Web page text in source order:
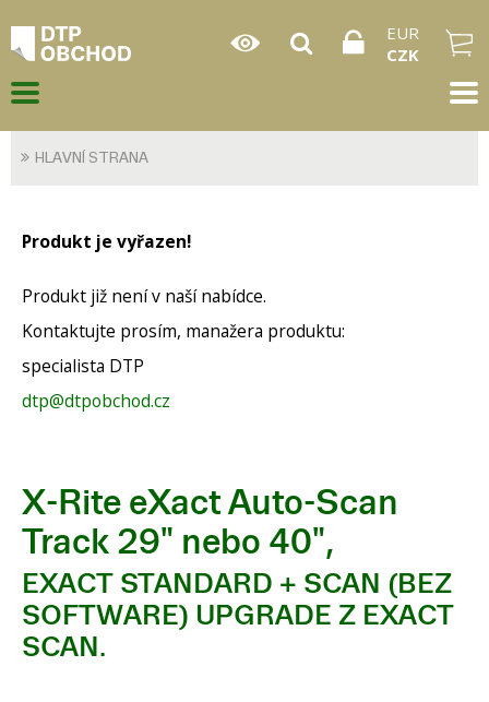
EUR
CZK
HLAVNÍ STRANA
Produkt je vyřazen!
Produkt již není v naší nabídce.
Kontaktujte prosím, manažera produktu:
specialista DTP
dtp@dtpobchod.cz
X-Rite eXact Auto-Scan
Track 29" nebo 40",
EXACT STANDARD + SCAN (BEZ
SOFTWARE) UPGRADE Z EXACT
SCAN.